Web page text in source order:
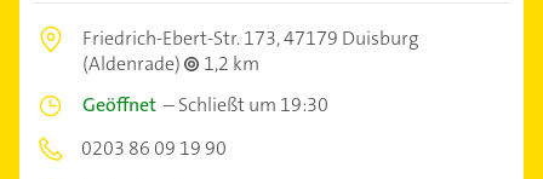
Friedrich-Ebert-Str. 173,47179 Duisburg
(Aldenrade)
1,2 km
Geöffnet –Schließt um 19:30
0203 86 09 19 90